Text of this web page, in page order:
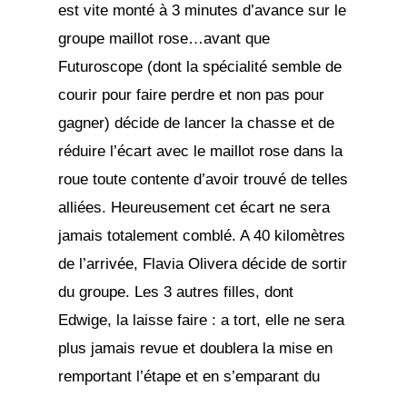
est vite monté à 3 minutes d’avance sur le
groupe maillot rose…avant que
Futuroscope (dont la spécialité semble de
courir pour faire perdre et non pas pour
gagner) décide de lancer la chasse et de
réduire l’écart avec le maillot rose dans la
roue toute contente d’avoir trouvé de telles
alliées. Heureusement cet écart ne sera
jamais totalement comblé. A 40 kilomètres
de l’arrivée, Flavia Olivera décide de sortir
du groupe. Les 3 autres filles, dont
Edwige, la laisse faire : a tort, elle ne sera
plus jamais revue et doublera la mise en
remportant l’étape et en s’emparant du